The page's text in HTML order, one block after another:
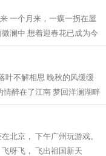
一个月来，一瘸一拐在屋
澜中 想着迎春花已成为今
叶不解相思 晚秋的风缓缓
情醉在了江南 梦回洋澜湖畔
北京， 下午广州玩游戏。
呀飞， 飞出祖国新天